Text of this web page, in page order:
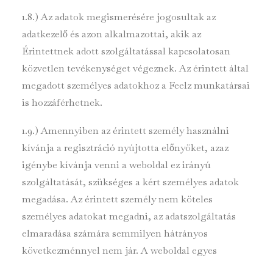
1.8.) Az adatok megismerésére jogosultak az
adatkezelő és azon alkalmazottai, akik az
Érintettnek adott szolgáltatással kapcsolatosan
közvetlen tevékenységet végeznek. Az érintett által
megadott személyes adatokhoz a Feelz munkatársai
is hozzáférhetnek.
1.9.) Amennyiben az érintett személy használni
kívánja a regisztráció nyújtotta előnyöket, azaz
igénybe kívánja venni a weboldal ez irányú
szolgáltatását, szükséges a kért személyes adatok
megadása. Az érintett személy nem köteles
személyes adatokat megadni, az adatszolgáltatás
elmaradása számára semmilyen hátrányos
következménnyel nem jár. A weboldal egyes